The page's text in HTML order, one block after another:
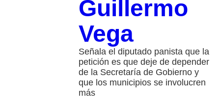
Guillermo
Vega
Señala el diputado panista que la
petición es que deje de depender
de la Secretaría de Gobierno y
que los municipios se involucren
más